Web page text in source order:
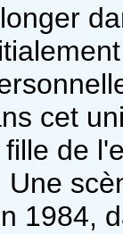
cet
de
1984,